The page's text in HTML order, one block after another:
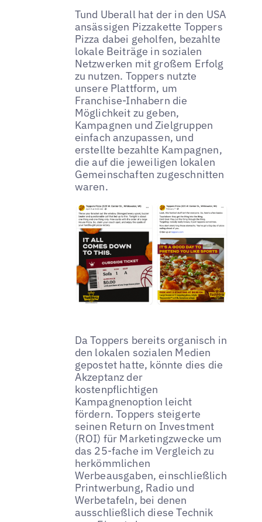
Tund Uberall hat der in den USA
ansässigen Pizzakette Toppers
Pizza dabei geholfen, bezahlte
lokale Beiträge in sozialen
Netzwerken mit großem Erfolg
zu nutzen. Toppers nutzte
unsere Plattform, um
Franchise-Inhabern die
Möglichkeit zu geben,
Kampagnen und Zielgruppen
einfach anzupassen, und
erstellte bezahlte Kampagnen,
die auf die jeweiligen lokalen
Gemeinschaften zugeschnitten
waren.
Da Toppers bereits organisch in
den lokalen sozialen Medien
gepostet hatte, könnte dies die
Akzeptanz der
kostenpflichtigen
Kampagnenoption leicht
fördern. Toppers steigerte
seinen Return on Investment
(ROI) für Marketingzwecke um
das 25-fache im Vergleich zu
herkömmlichen
Werbeausgaben, einschließlich
Printwerbung, Radio und
Werbetafeln, bei denen
ausschließlich diese Technik